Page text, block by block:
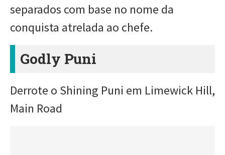
separados com base no nome da
conquista atrelada ao chefe.
Godly Puni
Derrote o Shining Puni em Limewick Hill,
Main Road